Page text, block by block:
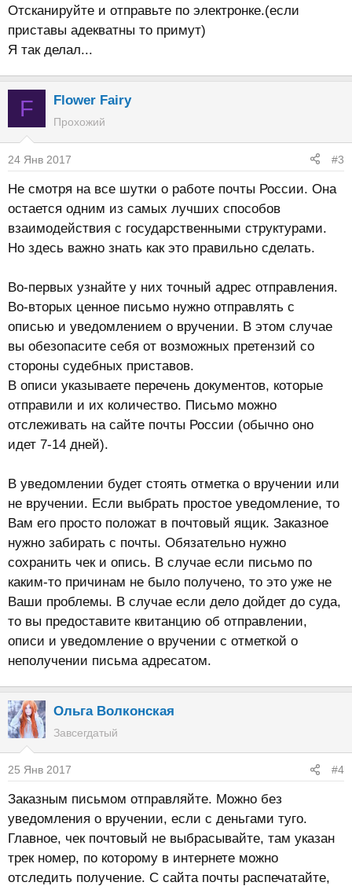
Отсканируйте и отправьте по электронке.(если
приставы адекватны то примут)
Я так делал...
F Flower Fairy
Прохожий
24 Янв 2017 #3
Не смотря на все шутки о работе почты России. Она
остается одним из самых лучших способов
взаимодействия с государственными структурами.
Но здесь важно знать как это правильно сделать.
Во-первых узнайте у них точный адрес отправления.
Во-вторых ценное письмо нужно отправлять с
описью и уведомлением о вручении. В этом случае
вы обезопасите себя от возможных претензий со
стороны судебных приставов.
В описи указываете перечень документов, которые
отправили и их количество. Письмо можно
отслеживать на сайте почты России (обычно оно
идет 7-14 дней).
В уведомлении будет стоять отметка о вручении или
не вручении. Если выбрать простое уведомление, то
Вам его просто положат в почтовый ящик. Заказное
нужно забирать с почты. Обязательно нужно
сохранить чек и опись. В случае если письмо по
каким-то причинам не было получено, то это уже не
Ваши проблемы. В случае если дело дойдет до суда,
то вы предоставите квитанцию об отправлении,
описи и уведомление о вручении с отметкой о
неполучении письма адресатом.
Ольга Волконская
Завсегдатый
25 Янв 2017 #4
Заказным письмом отправляйте. Можно без
уведомления о вручении, если с деньгами туго.
Главное, чек почтовый не выбрасывайте, там указан
трек номер, по которому в интернете можно
отследить получение. С сайта почты распечатайте,